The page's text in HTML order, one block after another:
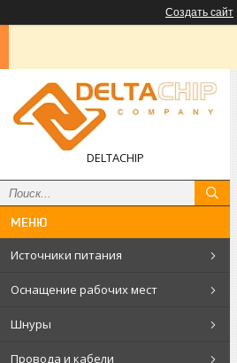
Создать сайт
DELTACHIP
Источники питания
Оснащение рабочих мест
Шнуры
Провода и кабели